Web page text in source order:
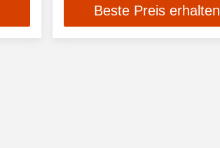
Beste Preis erhalten